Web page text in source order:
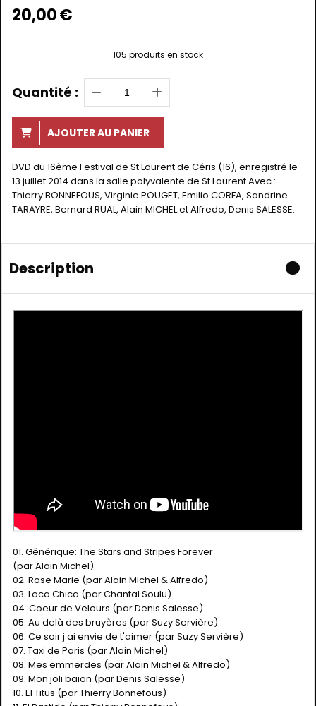
20,00€
105 produits en stock
Quantité :
AJOUTER AU PANIER
DVD du 16ème Festival de St Laurent de Céris (16), enregistré le
13 juillet 2014 dans la salle polyvalente de St Laurent.Avec :
Thierry BONNEFOUS, Virginie POUGET, Emilio CORFA, Sandrine
TARAYRE, Bernard RUAL, Alain MICHEL et Alfredo, Denis SALESSE.
Description
01. Générique: The Stars and Stripes Forever
(par Alain Michel)
02. Rose Marie (par Alain Michel & Alfredo)
03. Loca Chica (par Chantal Soulu)
04. Coeur de Velours (par Denis Salesse)
05. Au delà des bruyères (par Suzy Servière)
06. Ce soir j ai envie de t'aimer (par Suzy Servière)
07. Taxi de Paris (par Alain Michel)
08. Mes emmerdes (par Alain Michel & Alfredo)
09. Mon joli baion (par Denis Salesse)
10. El Titus (par Thierry Bonnefous)